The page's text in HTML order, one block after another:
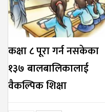
कक्षा ८ पूरा गर्न नसकेका
१३७ बालबालिकालाई
वैकल्पिक शिक्षा